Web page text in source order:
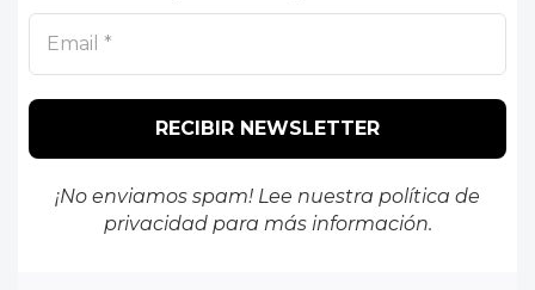
¡No enviamos spam! Lee nuestra política de
privacidadpara más información.